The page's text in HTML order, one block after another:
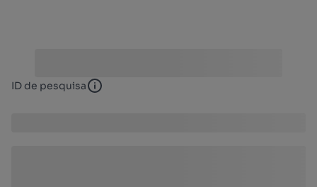
ID de pesquisa ID de pesquisa